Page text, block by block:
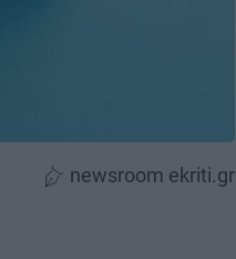
newsroom ekriti.gr